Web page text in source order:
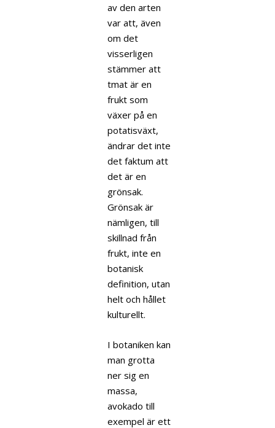
av den arten
var att, även
om det
visserligen
stämmer att
tmat är en
frukt som
växer på en
potatisväxt,
ändrar det inte
det faktum att
det är en
grönsak.
Grönsak är
nämligen, till
skillnad från
frukt, inte en
botanisk
definition, utan
helt och hållet
kulturellt.
I botaniken kan
man grotta
ner sig en
massa,
avokado till
exempel är ett